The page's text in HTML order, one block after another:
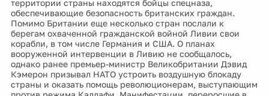
территории страны находятся бойцы спецназа,
обеспечивающие безопасность британских граждан.
Помимо Британии еще несколько стран послали к
берегам охваченной гражданской войной Ливии свои
корабли, в том числе Германия и США. О планах
вооруженной интервенции в Ливию не сообщалось,
однако ранее премьер-министр Великобритании Дэвид
Кэмерон призывал НАТО устроить воздушную блокаду
страны и оказать помощь революционерам, выступающим